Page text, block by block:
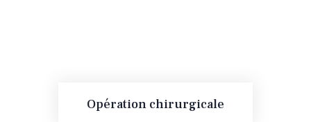
Opération chirurgicale